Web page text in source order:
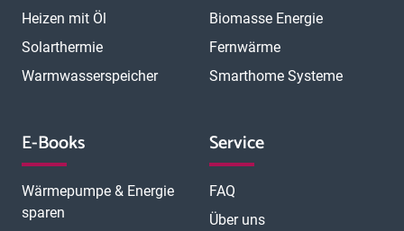
Heizen mit Öl
Solarthermie
Warmwasserspeicher
Biomasse Energie
Fernwärme
Smarthome Systeme
E-Books
Wärmepumpe & Energie
sparen
Service
FAQ
Über uns